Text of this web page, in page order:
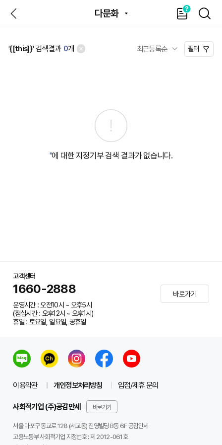
뒤
다문화
가
이
'{[this]}' 검색결과 0개 필터
''에 대한 지정기부 검색 결과가 없습니다.
고객센터
1660-2888
운영시간 : 오전10시 ~ 오후5시
(점심시간 : 오후12시 ~ 오후1시)
휴일 : 토요일, 일요일, 공휴일
바로가기
이용약관 개인정보처리방침 입점/제휴 문의
사회적기업 (주)공감만세 바로가기
서울 마포구 동교로 128 (서교동) 진영빌딩 B동 6F 공감만세
고용노동부 사회적기업 지정번호 : 제 2012-061호